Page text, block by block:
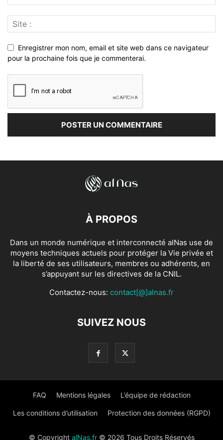
Enregistrer mon nom, email et site web dans ce navigateur
pour la prochaine fois que je commenterai.
À PROPOS
Dans un monde numérique et interconnecté alNas use de
moyens techniques actuels pour protéger la Vie privée et
la liberté de ses utilisateurs, membres ou adhérents, en
s’appuyant sur les directives de la CNIL.
Contactez-nous: contact[@]alnas.fr
SUIVEZ NOUS
FAQ Mentions légales L’équipe de rédaction
Les conditions d’utilisation Protection des données (RGPD)
© Copyright alNas.fr© 2026 Tous Droits Réservés